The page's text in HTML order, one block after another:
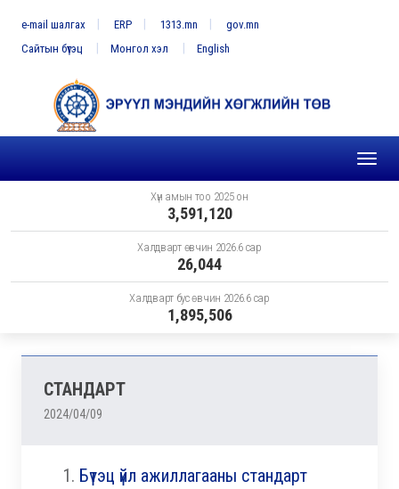
e-mail шалгах ERP 1313.mn
gov.mn
Сайтын бүтэц
Монгол хэл English
Toggle
Хүн амын тоо 2025 он
3,591,120
Халдварт өвчин 2026.6 сар
26,044
Халдварт бус өвчин 2026.6 сар
1,895,506
СТАНДАРТ
2024/04/09
Бүтэц үйл ажиллагааны стандарт